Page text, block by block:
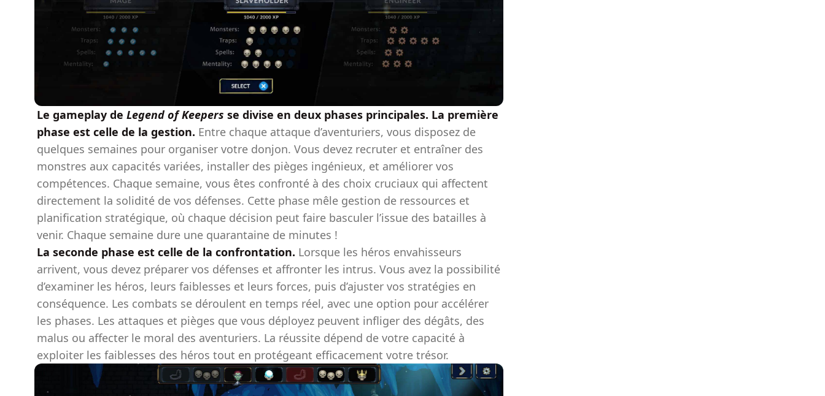
Le gameplay de Legend of Keepers se divise en deux phases principales. La première
phase est celle de la gestion. Entre chaque attaque d’aventuriers, vous disposez de
quelques semaines pour organiser votre donjon. Vous devez recruter et entraîner des
monstres aux capacités variées, installer des pièges ingénieux, et améliorer vos
compétences. Chaque semaine, vous êtes confronté à des choix cruciaux qui affectent
directement la solidité de vos défenses. Cette phase mêle gestion de ressources et
planification stratégique, où chaque décision peut faire basculer l’issue des batailles à
venir. Chaque semaine dure une quarantaine de minutes !
La seconde phase est celle de la confrontation. Lorsque les héros envahisseurs
arrivent, vous devez préparer vos défenses et affronter les intrus. Vous avez la possibilité
d’examiner les héros, leurs faiblesses et leurs forces, puis d’ajuster vos stratégies en
conséquence. Les combats se déroulent en temps réel, avec une option pour accélérer
les phases. Les attaques et pièges que vous déployez peuvent infliger des dégâts, des
malus ou affecter le moral des aventuriers. La réussite dépend de votre capacité à
exploiter les faiblesses des héros tout en protégeant efficacement votre trésor.